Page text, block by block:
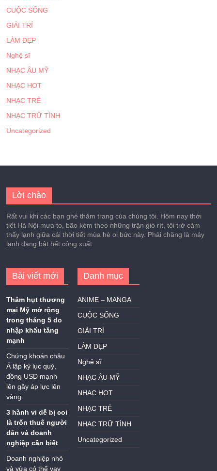
CUỘC SỐNG
GIẢI TRÍ
LÀM ĐẸP
Nghệ sĩ
NHẠC ÂU MỸ
NHẠC HOT
NHẠC TRẺ
NHẠC TRỮ TÌNH
Uncategorized
Lời chào
Rất vui khi các bạn ghé thăm trang của chúng tôi. Hôm nay thời
tiết Hà Nội mưa to, bão kèm theo những trận gió rít, tôi trở cảm
thấy lạnh giữa cái thời tiết mùa hè oi bức này. Phải chăng là máy
lạnh đang bật hết công xuất
Bài viết mới
Thâm hụt thương
mại Mỹ mở rộng
trong tháng 5 do
nhập khẩu tăng
mạnh
Chứng khoán châu
Á lập kỷ lục quý,
đồng USD mạnh
lên gây áp lực lên
vàng
3 hành vi dễ bị coi
là trốn thuế người
dân và doanh
nghiệp cần biết
Doanh nghiệp nhỏ
và vừa có thể vay
Danh mục
ANIME – MANGA
CUỘC SỐNG
GIẢI TRÍ
LÀM ĐẸP
Nghệ sĩ
NHẠC ÂU MỸ
NHẠC HOT
NHẠC TRẺ
NHẠC TRỮ TÌNH
Uncategorized